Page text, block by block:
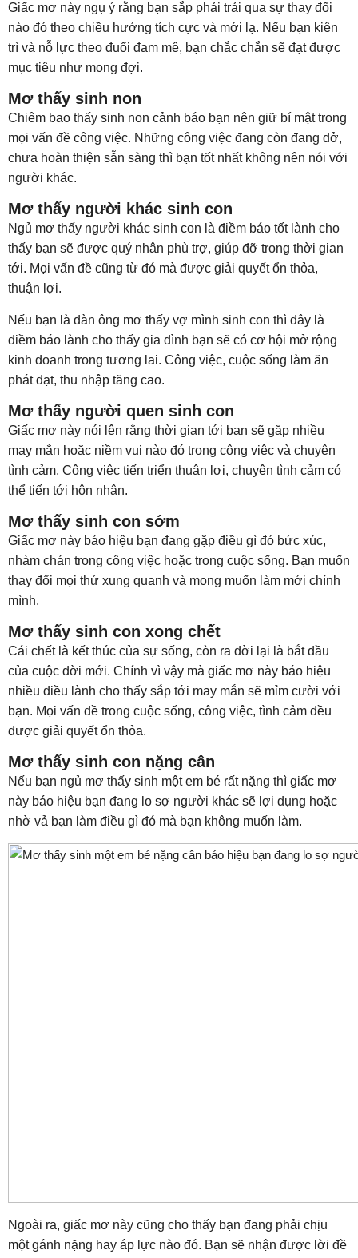
Giấc mơ này ngụ ý rằng bạn sắp phải trải qua sự thay đổi
nào đó theo chiều hướng tích cực và mới lạ. Nếu bạn kiên
trì và nỗ lực theo đuổi đam mê, bạn chắc chắn sẽ đạt được
mục tiêu như mong đợi.
Mơ thấy sinh non
Chiêm bao thấy sinh non cảnh báo bạn nên giữ bí mật trong
mọi vấn đề công việc. Những công việc đang còn đang dở,
chưa hoàn thiện sẵn sàng thì bạn tốt nhất không nên nói với
người khác.
Mơ thấy người khác sinh con
Ngủ mơ thấy người khác sinh con là điềm báo tốt lành cho
thấy bạn sẽ được quý nhân phù trợ, giúp đỡ trong thời gian
tới. Mọi vấn đề cũng từ đó mà được giải quyết ổn thỏa,
thuận lợi.
Nếu bạn là đàn ông mơ thấy vợ mình sinh con thì đây là
điềm báo lành cho thấy gia đình bạn sẽ có cơ hội mở rộng
kinh doanh trong tương lai. Công việc, cuộc sống làm ăn
phát đạt, thu nhập tăng cao.
Mơ thấy người quen sinh con
Giấc mơ này nói lên rằng thời gian tới bạn sẽ gặp nhiều
may mắn hoặc niềm vui nào đó trong công việc và chuyện
tình cảm. Công việc tiến triển thuận lợi, chuyện tình cảm có
thể tiến tới hôn nhân.
Mơ thấy sinh con sớm
Giấc mơ này báo hiệu bạn đang gặp điều gì đó bức xúc,
nhàm chán trong công việc hoặc trong cuộc sống. Bạn muốn
thay đổi mọi thứ xung quanh và mong muốn làm mới chính
mình.
Mơ thấy sinh con xong chết
Cái chết là kết thúc của sự sống, còn ra đời lại là bắt đầu
của cuộc đời mới. Chính vì vậy mà giấc mơ này báo hiệu
nhiều điều lành cho thấy sắp tới may mắn sẽ mỉm cười với
bạn. Mọi vấn đề trong cuộc sống, công việc, tình cảm đều
được giải quyết ổn thỏa.
Mơ thấy sinh con nặng cân
Nếu bạn ngủ mơ thấy sinh một em bé rất nặng thì giấc mơ
này báo hiệu bạn đang lo sợ người khác sẽ lợi dụng hoặc
nhờ vả bạn làm điều gì đó mà bạn không muốn làm.
Ngoài ra, giấc mơ này cũng cho thấy bạn đang phải chịu
một gánh nặng hay áp lực nào đó. Bạn sẽ nhận được lời đề